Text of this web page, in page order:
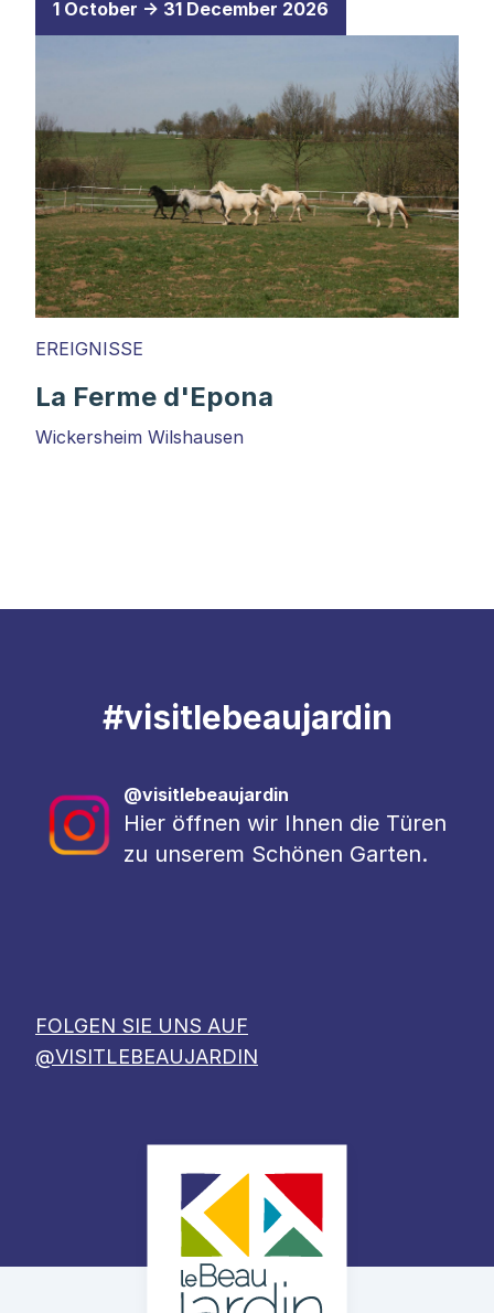
1 October → 31 December 2026
EREIGNISSE
La Ferme d'Epona
Wickersheim Wilshausen
#visitlebeaujardin
@visitlebeaujardin
Hier öffnen wir Ihnen die Türen
zu unserem Schönen Garten.
FOLGEN SIE UNS AUF
@VISITLEBEAUJARDIN